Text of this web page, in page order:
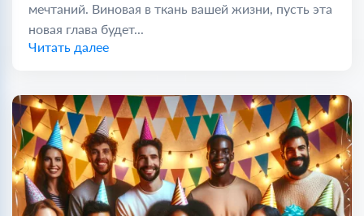
мечтаний. Виновая в ткань вашей жизни, пусть эта
новая глава будет...
Читать далее